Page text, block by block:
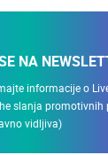
NA
informacije o
slanja promotivnih
vidljiva)